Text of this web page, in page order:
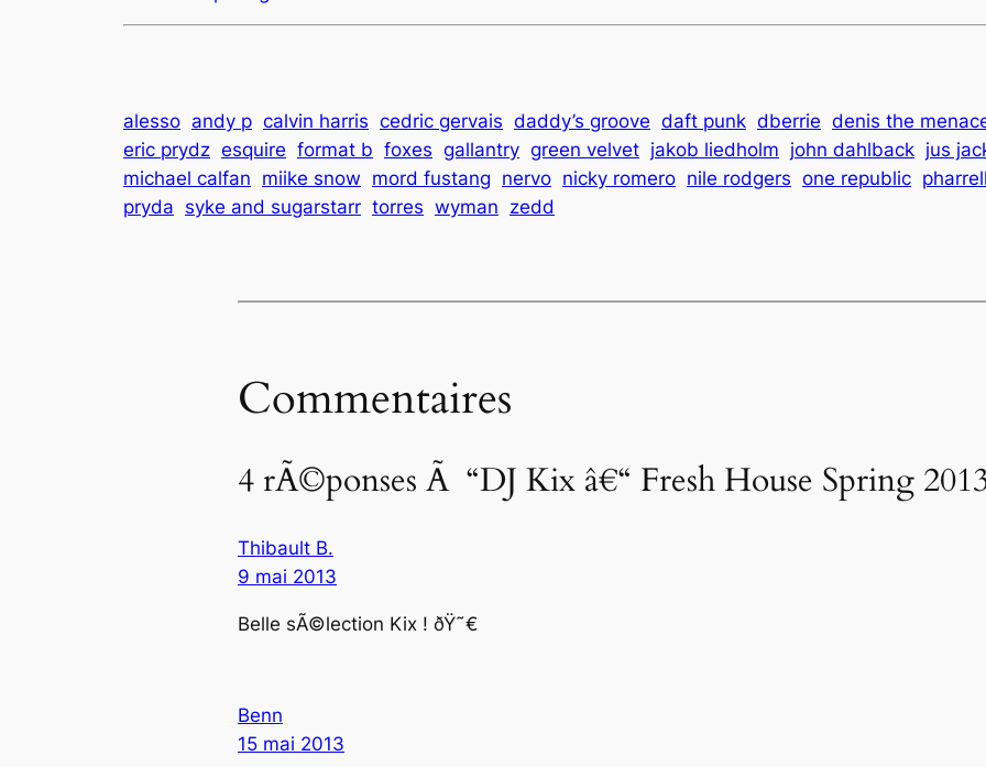
alesso andy p calvin harris cedric gervais daddy’s groove daft punk dberrie denis the
eric prydz esquire format b foxes gallantry green velvet jakob liedholm john dahlback jus
michael calfan miike snow mord fustang nervo nicky romero nile rodgers one republic
pryda syke and sugarstarr torres wyman zedd
Commentaires
4 rÃ©ponses Ã “DJ Kix â€“ Fresh House Spring
Thibault B.
9 mai 2013
Belle sÃ©lection Kix ! ðŸ˜€
Benn
15 mai 2013